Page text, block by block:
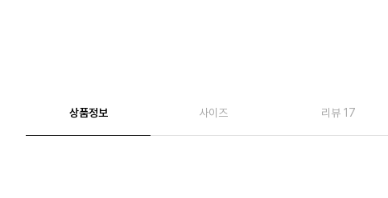
상품정보 사이즈 리뷰 17